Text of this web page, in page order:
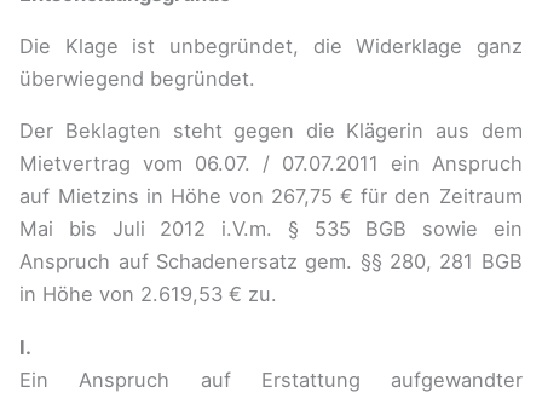
Die Klage ist unbegründet, die Widerklage ganz
überwiegend begründet.
Der Beklagten steht gegen die Klägerin aus dem
Mietvertrag vom 06.07. / 07.07.2011 ein Anspruch
auf Mietzins in Höhe von 267,75 € für den Zeitraum
Mai bis Juli 2012 i.V.m. § 535 BGB sowie ein
Anspruch auf Schadenersatz gem. §§ 280, 281 BGB
in Höhe von 2.619,53 € zu.
I.
Ein Anspruch auf Erstattung aufgewandter